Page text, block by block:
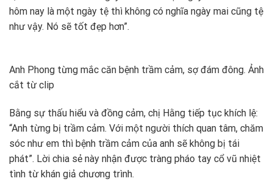
hôm nay là một ngày tệ thì không có nghĩa ngày mai cũng tệ
như vậy. Nó sẽ tốt đẹp hơn”.
Anh Phong từng mắc căn bệnh trầm cảm, sợ đám đông. Ảnh
cắt từ clip
Bằng sự thấu hiểu và đồng cảm, chị Hằng tiếp tục khích lệ:
“Anh từng bị trầm cảm. Với một người thích quan tâm, chăm
sóc như em thì bệnh trầm cảm của anh sẽ không bị tái
phát”. Lời chia sẻ này nhận được tràng pháo tay cổ vũ nhiệt
tình từ khán giả chương trình.